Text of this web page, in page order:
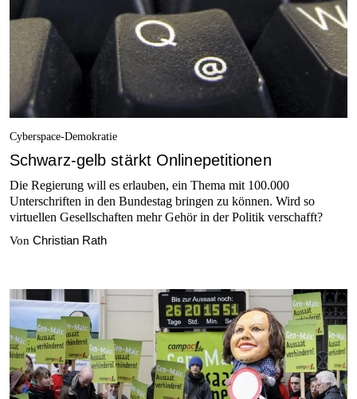
Cyberspace-Demokratie
Schwarz-gelb stärkt Onlinepetitionen
Die Regierung will es erlauben, ein Thema mit 100.000
Unterschriften in den Bundestag bringen zu können. Wird so
virtuellen Gesellschaften mehr Gehör in der Politik verschafft?
Von Christian Rath